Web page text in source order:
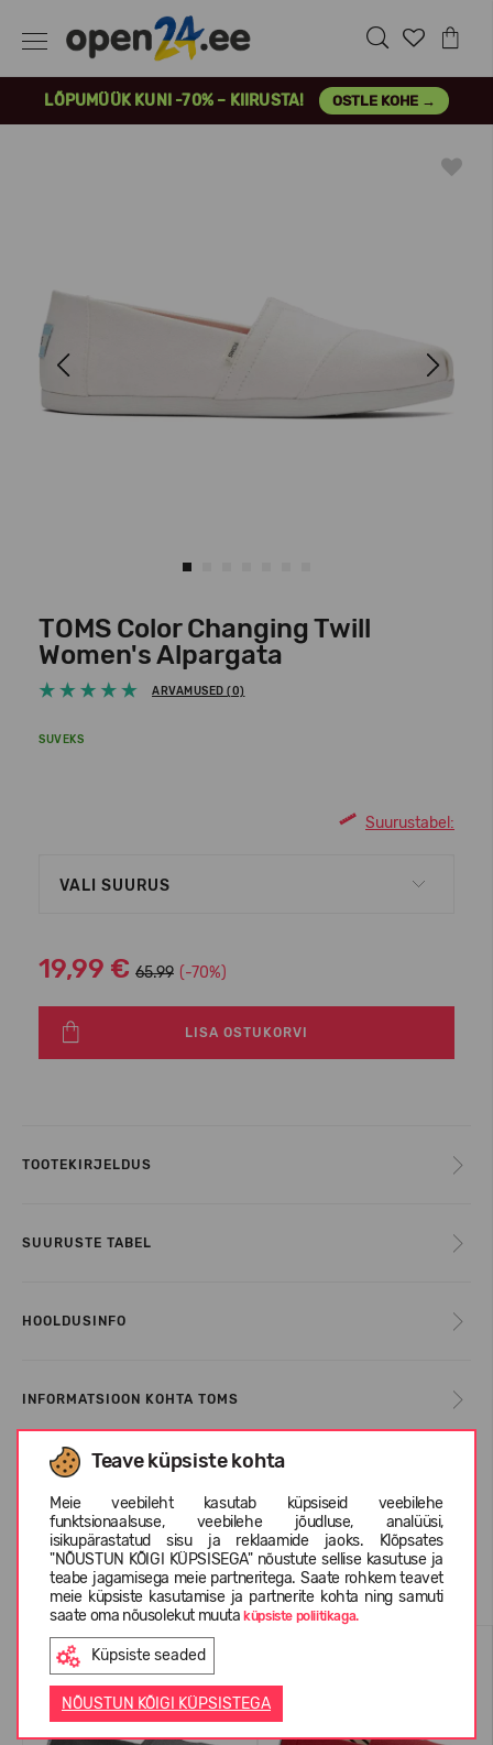
LÕPUMÜÜK KUNI -70% – KIIRUSTA! OSTLE KOHE →
Teave küpsiste kohta
Meie veebileht kasutab küpsiseid veebilehe
funktsionaalsuse, veebilehe jõudluse, analüüsi,
isikupärastatud sisu ja reklaamide jaoks. Klõpsates
"NÕUSTUN KÕIGI KÜPSISEGA" nõustute sellise kasutuse ja
teabe jagamisega meie partneritega. Saate rohkem teavet
meie küpsiste kasutamise ja partnerite kohta ning samuti
saate oma nõusolekut muutaküpsiste poliitikaga.
Küpsiste seaded
NÕUSTUN KÕIGI KÜPSISTEGA
Next
TOMS Color Changing Twill
Women's Alpargata
ARVAMUSED (0)
SUVEKS
Suurustabel:
VALI SUURUS
19,99 € 65.99 (-70%)
LISA OSTUKORVI
TOOTEKIRJELDUS
SUURUSTE TABEL
HOOLDUSINFO
INFORMATSIOON KOHTA TOMS
KLIENTIDE ARVUSTUSED (0)
Sarnased tooted
SUVEKS